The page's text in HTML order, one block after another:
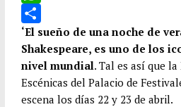
e
b
o
o
k
t
t
e
r
m
a
i
l
W
h
a
t
s
C
o
m
p
‘El sueño de una noche de
Shakespeare, es uno de los
nivel mundial. Tal es así que
Escénicas del Palacio de
escena los días 22 y 23 de abril.